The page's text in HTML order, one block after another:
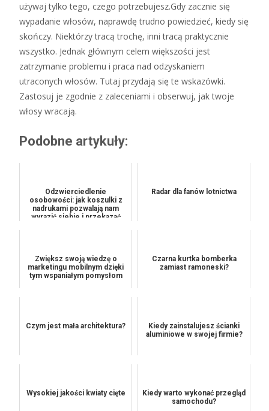
używaj tylko tego, czego potrzebujesz.Gdy zacznie się
wypadanie włosów, naprawdę trudno powiedzieć, kiedy się
skończy. Niektórzy tracą trochę, inni tracą praktycznie
wszystko. Jednak głównym celem większości jest
zatrzymanie problemu i praca nad odzyskaniem
utraconych włosów. Tutaj przydają się te wskazówki.
Zastosuj je zgodnie z zaleceniami i obserwuj, jak twoje
włosy wracają.
Podobne artykuły:
Odzwierciedlenie
osobowości: jak koszulki z
nadrukami pozwalają nam
wyrazić siebie i przekazać
Radar dla fanów lotnictwa
Zwiększ swoją wiedzę o
marketingu mobilnym dzięki
tym wspaniałym pomysłom
Czarna kurtka bomberka
zamiast ramoneski?
Czym jest mała architektura?
Kiedy zainstalujesz ścianki
aluminiowe w swojej firmie?
Wysokiej jakości kwiaty cięte
Kiedy warto wykonać przegląd
samochodu?